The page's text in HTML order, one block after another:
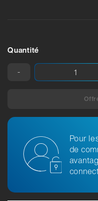
Quantité
-
Pour
de